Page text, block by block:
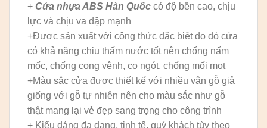
+ Cửa nhựa ABS Hàn Quốc có độ bền cao, chịu
lực và chịu va đập mạnh
+Được sản xuất với công thức đặc biệt do đó cửa
có khả năng chịu thấm nước tốt nên chống nấm
mốc, chống cong vênh, co ngót, chống mối mọt
+Màu sắc cửa được thiết kế với nhiều vân gỗ giả
giống với gỗ tự nhiên nên cho màu sắc như gỗ
thật mang lại vẻ đẹp sang trọng cho công trình
+ Kiểu dáng đa dạng, tinh tế, quý khách tùy theo